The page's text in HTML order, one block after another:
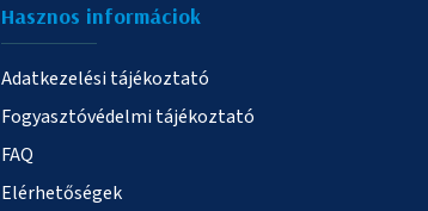
Hasznos informáciok
Adatkezelési tájékoztató
Fogyasztóvédelmi tájékoztató
FAQ
Elérhetőségek